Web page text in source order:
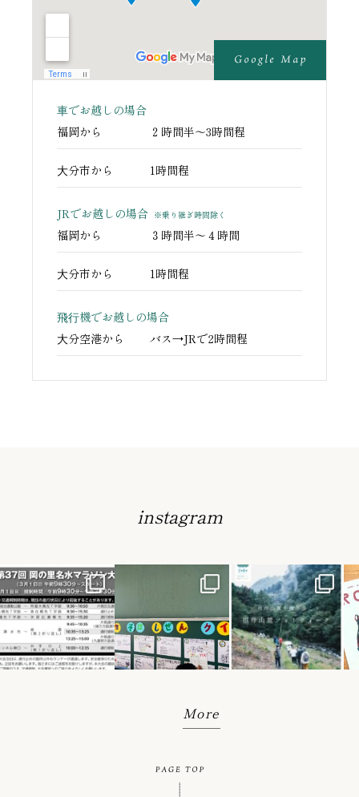
⾞でお越しの場合
福岡から
２時間半〜3時間程
⼤分市から 1時間程
JRでお越しの場合 ※乗り継ぎ時間除く
福岡から ３時間半〜４時間
⼤分市から 1時間程
⾶⾏機でお越しの場合
⼤分空港から
バス→JRで2時間程
instagram
More